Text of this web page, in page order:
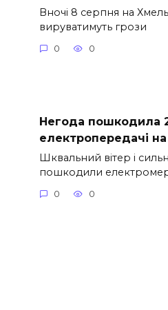
Вночі 8 серпня на
вируватимуть грози
0 0
Негода пошкодила
електропередачі
Шквальний вітер і
пошкодили
0 0